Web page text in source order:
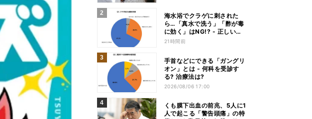
海水浴でクラゲに刺された
ら…「真水で洗う」「酢が毒
に効く」はNG!? - 正しい応
急処置を医師が解説
21時間前
手首などにできる「ガングリ
オン」とは - 何科を受診す
る? 治療法は?
2026/08/06 17:00
くも膜下出血の前兆、5人に1
人で起こる「警告頭痛」の特